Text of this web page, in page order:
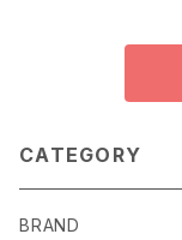
CATEGORY
BRAND